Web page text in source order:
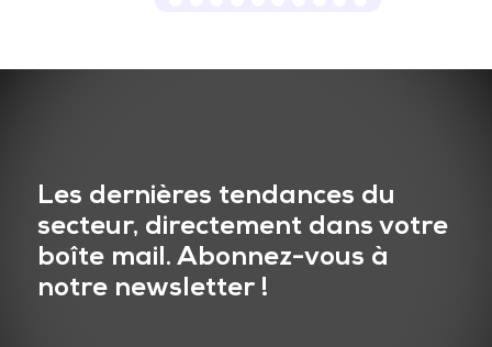
Les dernières tendances du
secteur, directement dans votre
boîte mail. Abonnez-vous à
notre newsletter !